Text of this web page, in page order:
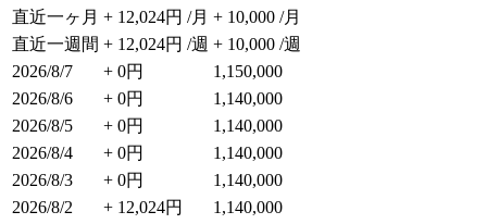
直近一ヶ月 + 12,024円 /月 + 10,000 /月
直近一週間 + 12,024円 /週 + 10,000 /週
2026/8/7
+ 0円
1,150,000
2026/8/6
+ 0円
1,140,000
2026/8/5
+ 0円
1,140,000
2026/8/4
+ 0円
1,140,000
2026/8/3
+ 0円
1,140,000
2026/8/2
+ 12,024円
1,140,000